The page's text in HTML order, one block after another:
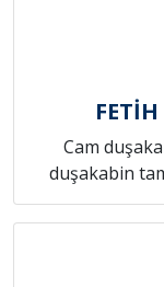
Cam
duşakabin